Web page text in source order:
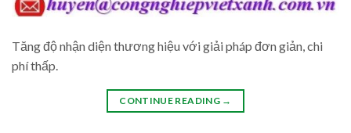
Tăng độ nhận diện thương hiệu với giải pháp đơn giản, chi
phí thấp.
CONTINUE READING →